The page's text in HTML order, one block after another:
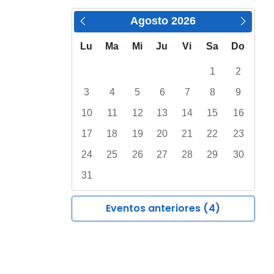
Agosto 2026
Lu Ma Mi Ju Vi Sa Do
1
2
3
4 5 6 7 8
9
10
11 12 13 14 15
16
17
18 19 20 21 22
23
24
25 26 27 28 29
30
31
Eventos anteriores (4)